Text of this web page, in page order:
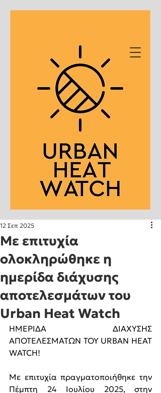
Με επιτυχία
ολοκληρώθηκε η
ημερίδα διάχυσης
αποτελεσμάτων του
Urban Heat Watch
12 Σεπ 2025
ΗΜΕΡΙΔΑ ΔΙΑΧΥΣΗΣ
ΑΠΟΤΕΛΕΣΜΑΤΩΝ ΤΟΥ URBAN HEAT
WATCH!
Με επιτυχία πραγματοποιήθηκε την
Πέμπτη 24 Ιουλίου 2025, στην